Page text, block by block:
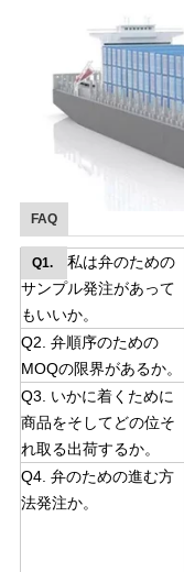
FAQ
Q1.
私は弁のための
サンプル発注があって
もいいか。
Q2. 弁順序のための
MOQの限界があるか。
Q3. いかに着くために
商品をそしてどの位そ
れ取る出荷するか。
Q4. 弁のための進む方
法発注か。